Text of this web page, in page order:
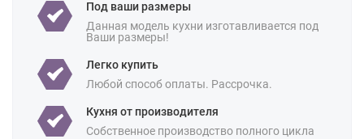
Под ваши размеры
Данная модель кухни изготавливается под
Ваши размеры!
Легко купить
Любой способ оплаты. Рассрочка.
Кухня от производителя
Собственное производство полного цикла